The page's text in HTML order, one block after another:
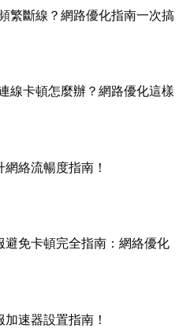
繁斷線？網路優化指南一次搞
線卡頓怎麼辦？網路優化這樣
絡流暢度指南！
避免卡頓完全指南：網絡優化
速器設置指南！